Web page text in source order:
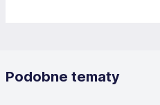
Podobne tematy